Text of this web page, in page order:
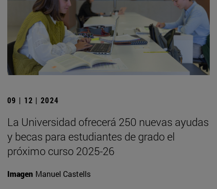
09 | 12 | 2024
La Universidad ofrecerá 250 nuevas ayudas
y becas para estudiantes de grado el
próximo curso 2025-26
Imagen Manuel Castells